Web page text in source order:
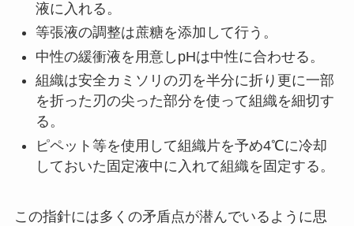
液に入れる。
等張液の調整は蔗糖を添加して行う。
中性の緩衝液を用意しpHは中性に合わせる。
組織は安全カミソリの刃を半分に折り更に一部
を折った刃の尖った部分を使って組織を細切す
る。
ピペット等を使用して組織片を予め4℃に冷却
しておいた固定液中に入れて組織を固定する。
この指針には多くの矛盾点が潜んでいるように思